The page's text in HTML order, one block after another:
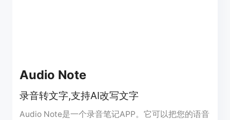
Audio Note
录音转文字,支持AI改写文字
Audio Note是一个录音笔记APP。它可以把您的语音